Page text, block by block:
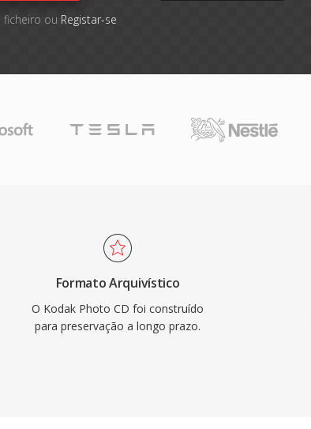
ou Registar-se
Formato Arquivístico
O Kodak Photo CD foi construído
para preservação a longo prazo.